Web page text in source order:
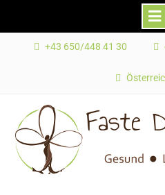
+43 650/448 41 30